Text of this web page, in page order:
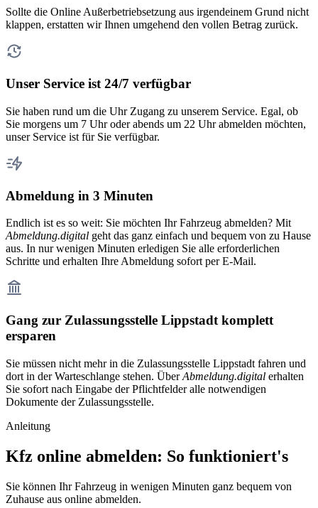
Sollte die Online Außerbetriebsetzung aus irgendeinem Grund nicht
klappen, erstatten wir Ihnen umgehend den vollen Betrag zurück.
Unser Service ist 24/7 verfügbar
Sie haben rund um die Uhr Zugang zu unserem Service. Egal, ob
Sie morgens um 7 Uhr oder abends um 22 Uhr abmelden möchten,
unser Service ist für Sie verfügbar.
Abmeldung in 3 Minuten
Endlich ist es so weit: Sie möchten Ihr Fahrzeug abmelden? Mit
Abmeldung.digital geht das ganz einfach und bequem von zu Hause
aus. In nur wenigen Minuten erledigen Sie alle erforderlichen
Schritte und erhalten Ihre Abmeldung sofort per E-Mail.
Gang zur Zulassungsstelle Lippstadt komplett
ersparen
Sie müssen nicht mehr in die Zulassungsstelle Lippstadt fahren und
dort in der Warteschlange stehen. ÜberAbmeldung.digital erhalten
Sie sofort nach Eingabe der Pflichtfelder alle notwendigen
Dokumente der Zulassungsstelle.
Anleitung
Kfz online abmelden: So funktioniert's
Sie können Ihr Fahrzeug in wenigen Minuten ganz bequem von
Zuhause aus online abmelden.